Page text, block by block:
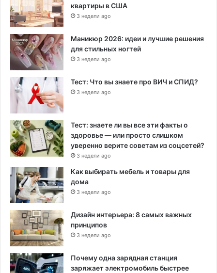
квартиры в США
3 недели ago
Маникюр 2026: идеи и лучшие решения
для стильных ногтей
3 недели ago
Тест: Что вы знаете про ВИЧ и СПИД?
3 недели ago
Тест: знаете ли вы все эти факты о
здоровье — или просто слишком
уверенно верите советам из соцсетей?
3 недели ago
Как выбирать мебель и товары для
дома
3 недели ago
Дизайн интерьера: 8 самых важных
принципов
3 недели ago
Почему одна зарядная станция
заряжает электромобиль быстрее